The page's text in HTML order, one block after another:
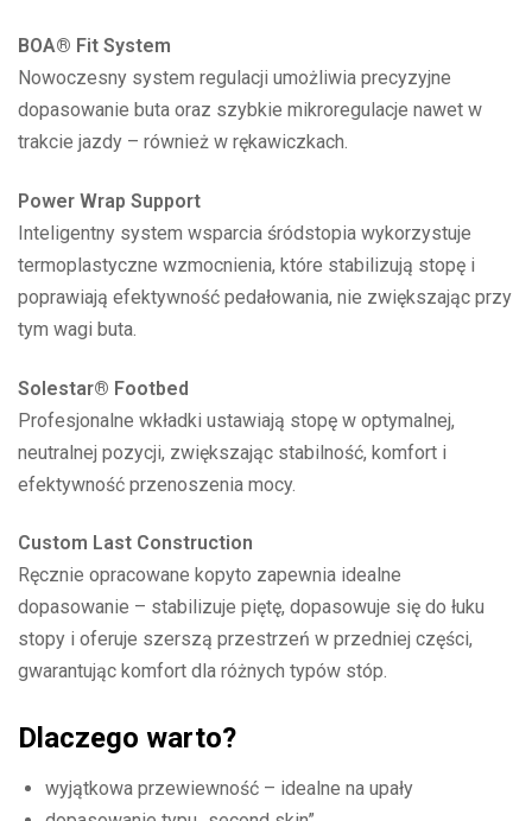
BOA® Fit System
Nowoczesny system regulacji umożliwia precyzyjne
dopasowanie buta oraz szybkie mikroregulacje nawet w
trakcie jazdy – również w rękawiczkach.
Power Wrap Support
Inteligentny system wsparcia śródstopia wykorzystuje
termoplastyczne wzmocnienia, które stabilizują stopę i
poprawiają efektywność pedałowania, nie zwiększając przy
tym wagi buta.
Solestar® Footbed
Profesjonalne wkładki ustawiają stopę w optymalnej,
neutralnej pozycji, zwiększając stabilność, komfort i
efektywność przenoszenia mocy.
Custom Last Construction
Ręcznie opracowane kopyto zapewnia idealne
dopasowanie – stabilizuje piętę, dopasowuje się do łuku
stopy i oferuje szerszą przestrzeń w przedniej części,
gwarantując komfort dla różnych typów stóp.
Dlaczego warto?
wyjątkowa przewiewność – idealne na upały